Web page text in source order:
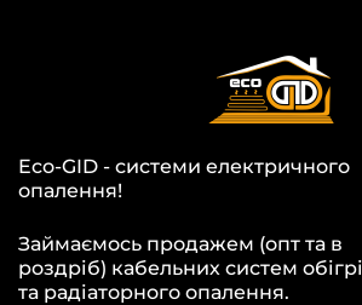
Eco-GID - системи електричного
опалення!
Займаємось продажем (опт та в
роздріб) кабельних систем
та радіаторного опалення.